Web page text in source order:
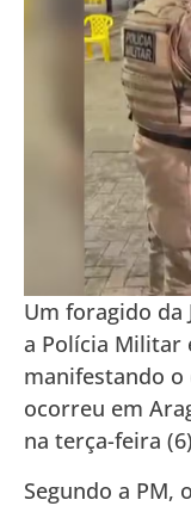
Um foragido da
a Polícia Militar
manifestando o
ocorreu em
na terça-feira
Segundo a PM,